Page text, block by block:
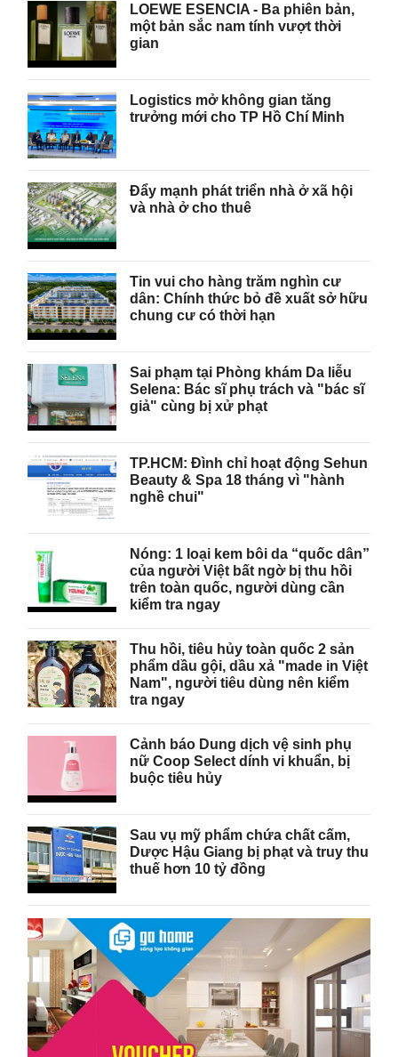
LOEWE ESENCIA - Ba phiên bản,
một bản sắc nam tính vượt thời
gian
Logistics mở không gian tăng
trưởng mới cho TP Hồ Chí Minh
Đẩy mạnh phát triển nhà ở xã hội
và nhà ở cho thuê
Tin vui cho hàng trăm nghìn cư
dân: Chính thức bỏ đề xuất sở hữu
chung cư có thời hạn
Sai phạm tại Phòng khám Da liễu
Selena: Bác sĩ phụ trách và "bác sĩ
giả" cùng bị xử phạt
TP.HCM: Đình chỉ hoạt động Sehun
Beauty & Spa 18 tháng vì "hành
nghề chui"
Nóng: 1 loại kem bôi da “quốc dân”
của người Việt bất ngờ bị thu hồi
trên toàn quốc, người dùng cần
kiểm tra ngay
Thu hồi, tiêu hủy toàn quốc 2 sản
phẩm dầu gội, dầu xả "made in Việt
Nam", người tiêu dùng nên kiểm
tra ngay
Cảnh báo Dung dịch vệ sinh phụ
nữ Coop Select dính vi khuẩn, bị
buộc tiêu hủy
Sau vụ mỹ phẩm chứa chất cấm,
Dược Hậu Giang bị phạt và truy thu
thuế hơn 10 tỷ đồng